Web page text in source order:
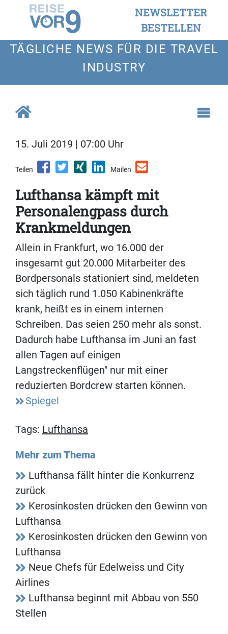
NEWSLETTER
BESTELLEN
TÄGLICHE NEWS FÜR DIE TRAVEL
INDUSTRY
15. Juli 2019 | 07:00 Uhr
Teilen Mailen
Lufthansa kämpft mit
Personalengpass durch
Krankmeldungen
Allein in Frankfurt, wo 16.000 der
insgesamt gut 20.000 Mitarbeiter des
Bordpersonals stationiert sind, meldeten
sich täglich rund 1.050 Kabinenkräfte
krank, heißt es in einem internen
Schreiben. Das seien 250 mehr als sonst.
Dadurch habe Lufthansa im Juni an fast
allen Tagen auf einigen
Langstreckenflügen" nur mit einer
reduzierten Bordcrew starten können.
Spiegel
Tags: Lufthansa
Mehr zum Thema
Lufthansa fällt hinter die Konkurrenz
zurück
Kerosinkosten drücken den Gewinn von
Lufthansa
Kerosinkosten drücken den Gewinn von
Lufthansa
Neue Chefs für Edelweiss und City
Airlines
Lufthansa beginnt mit Abbau von 550
Stellen